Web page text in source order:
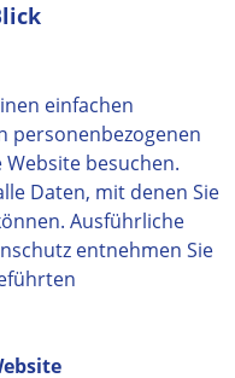
einfachen
personenbezogenen
besuchen.
Daten, mit denen Sie
Ausführliche
entnehmen Sie